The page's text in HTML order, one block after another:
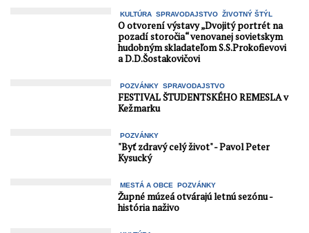
KULTÚRA SPRAVODAJSTVO ŽIVOTNÝ ŠTÝL
O otvorení výstavy „Dvojitý portrét na
pozadí storočia“ venovanej sovietskym
hudobným skladateľom S.S.Prokofievovi
a D.D.Šostakovičovi
POZVÁNKY SPRAVODAJSTVO
FESTIVAL ŠTUDENTSKÉHO REMESLA v
Kežmarku
POZVÁNKY
"Byť zdravý celý život" - Pavol Peter
Kysucký
MESTÁ A OBCE POZVÁNKY
Župné múzeá otvárajú letnú sezónu -
história naživo